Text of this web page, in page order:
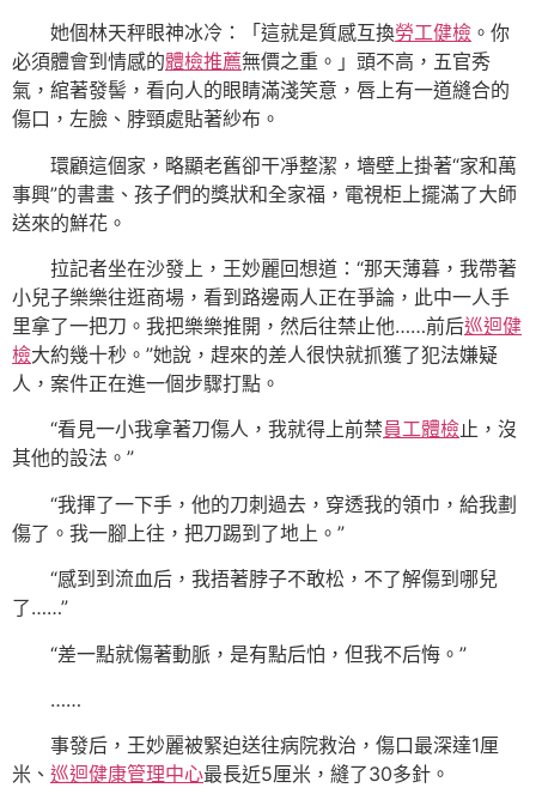
她個林天秤眼神冰冷：「這就是質感互換勞工健檢 。你
必須體會到情感的體檢推薦無價之重。」頭不高，五官秀
氣，綰著發髻，看向人的眼睛滿淺笑意，唇上有一道縫合的
傷口，左臉、脖頸處貼著紗布。
環顧這個家，略顯老舊卻干凈整潔，墻壁上掛著“家和萬
事興”的書畫、孩子們的獎狀和全家福，電視柜上擺滿了大師
送來的鮮花。
拉記者坐在沙發上，王妙麗回想道：“那天薄暮，我帶著
小兒子樂樂往逛商場，看到路邊兩人正在爭論，此中一人手
里拿了一把刀。我把樂樂推開，然后往禁止他……前后巡迴健
檢大約幾十秒。”她說，趕來的差人很快就抓獲了犯法嫌疑
人，案件正在進一個步驟打點。
“看見一小我拿著刀傷人，我就得上前禁員工體檢止，沒
其他的設法。”
“我揮了一下手，他的刀刺過去，穿透我的領巾，給我劃
傷了。我一腳上往，把刀踢到了地上。”
“感到到流血后，我捂著脖子不敢松，不了解傷到哪兒
了……”
“差一點就傷著動脈，是有點后怕，但我不后悔。”
……
事發后，王妙麗被緊迫送往病院救治，傷口最深達1厘
米、 巡迴健康管理中心最長近5厘米，縫了30多針。